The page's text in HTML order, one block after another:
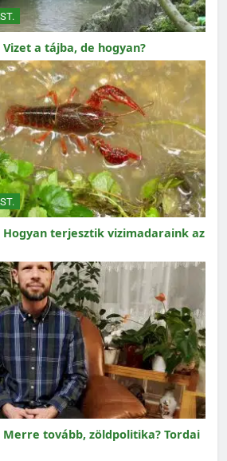
a tájba, de hogyan?
Hogyan terjesztik vizimadaraink az
Merre tovább, zöldpolitika? Tordai